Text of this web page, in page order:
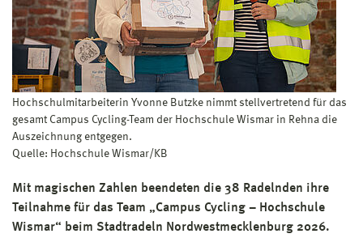
Hochschulmitarbeiterin Yvonne Butzke nimmt stellvertretend für das
gesamt Campus Cycling-Team der Hochschule Wismar in Rehna die
Auszeichnung entgegen.
Quelle: Hochschule Wismar/KB
Mit magischen Zahlen beendeten die 38 Radelnden ihre
Teilnahme für das Team „Campus Cycling – Hochschule
Wismar“ beim Stadtradeln Nordwestmecklenburg 2026.